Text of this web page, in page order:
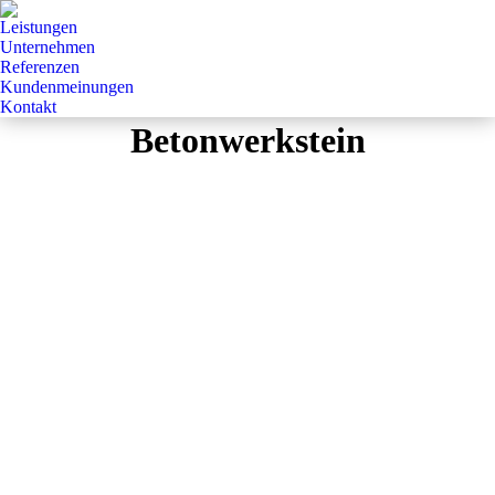
Leistungen
Unternehmen
Referenzen
Kundenmeinungen
Kontakt
Betonwerkstein